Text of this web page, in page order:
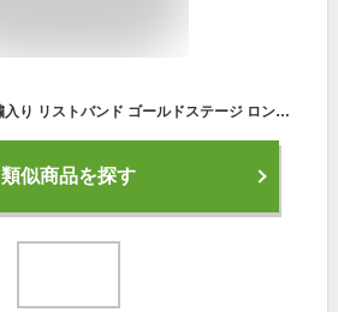
アシックス 野球 文字刺繍入り リストバンド ゴールドステージ ロング 片手(1個) 番号刺繍(2ケタまで)無料 BAQ504 背番号 加工可能(N)
類似商品を探す